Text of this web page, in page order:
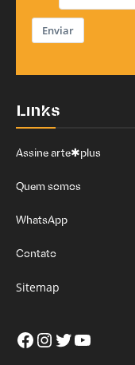
Enviar
Links
Assine arte✱plus
Quem somos
WhatsApp
Contato
Sitemap
Facebook
Instagram
Twitter
Youtube